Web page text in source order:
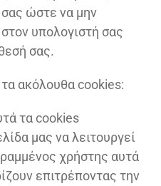
ώστε να μην
υπολογιστή σας
σας.
ακόλουθα cookies:
τα cookies
μας να λειτουργεί
χρήστης αυτά
επιτρέποντας την